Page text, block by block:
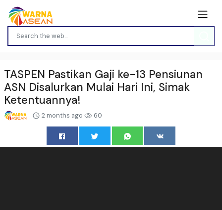
TASPEN Pastikan Gaji ke-13 Pensiunan
ASN Disalurkan Mulai Hari Ini, Simak
Ketentuannya!
2 months ago 60